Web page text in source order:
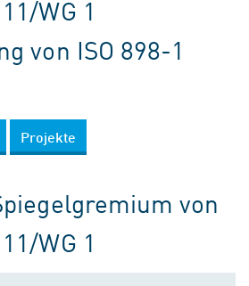
WG 1
von ISO 898-1
Projekte
von
WG 1